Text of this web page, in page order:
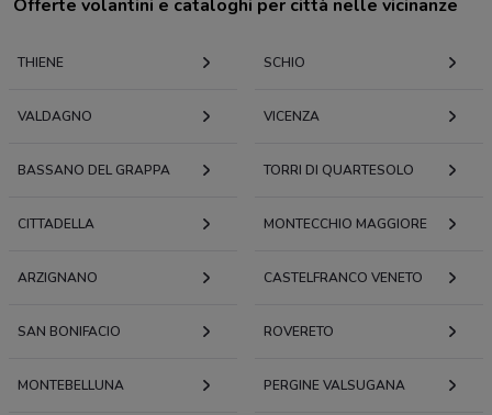
Offerte volantini e cataloghi per città nelle vicinanze
THIENE SCHIO
VALDAGNO VICENZA
BASSANO DEL GRAPPA TORRI DI QUARTESOLO
CITTADELLA MONTECCHIO MAGGIORE
ARZIGNANO CASTELFRANCO VENETO
SAN BONIFACIO ROVERETO
MONTEBELLUNA PERGINE VALSUGANA